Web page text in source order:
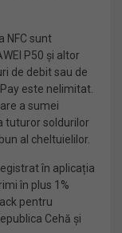
NFC sunt
P50 și altor
de debit sau de
este nelimitat.
a sumei
tuturor soldurilor
al cheltuielilor.
în aplicația
în plus 1%
pentru
Cehă și